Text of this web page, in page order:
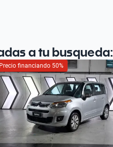
a tu busqueda:
Precio financiando 50%